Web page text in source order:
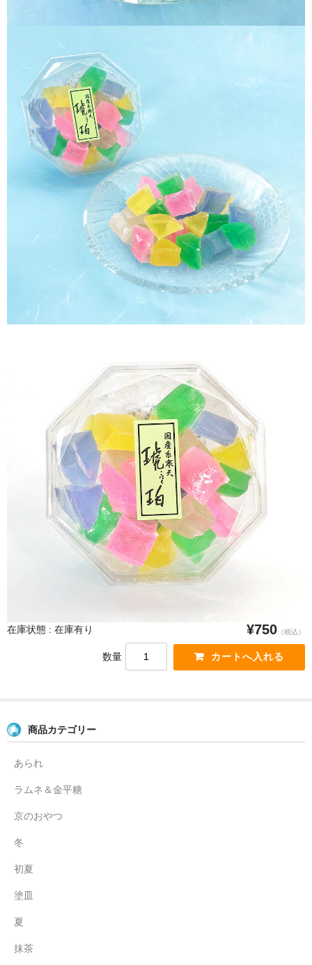
在庫状態 : 在庫有り ¥750 （税込）
数量
商品カテゴリー
あられ
ラムネ＆金平糖
京のおやつ
冬
初夏
塗皿
夏
抹茶